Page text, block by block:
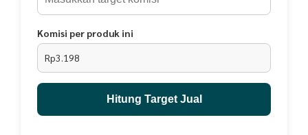
Komisi per produk ini
Rp3.198
Hitung Target Jual